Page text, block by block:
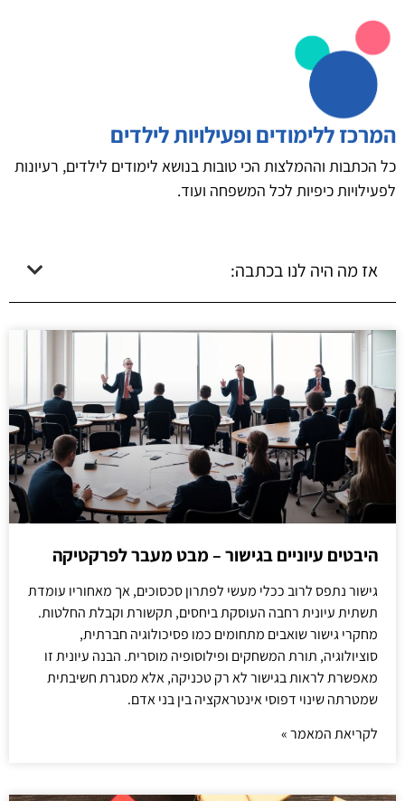
המרכז ללימודים ופעילויות לילדים
כל הכתבות וההמלצות הכי טובות בנושא לימודים לילדים, רעיונות
לפעילויות כיפיות לכל המשפחה ועוד.
אז מה היה לנו בכתבה:
היבטים עיוניים בגישור – מבט מעבר לפרקטיקה
גישור נתפס לרוב ככלי מעשי לפתרון סכסוכים, אך מאחוריו עומדת
תשתית עיונית רחבה העוסקת ביחסים, תקשורת וקבלת החלטות.
מחקרי גישור שואבים מתחומים כמו פסיכולוגיה חברתית,
סוציולוגיה, תורת המשחקים ופילוסופיה מוסרית. הבנה עיונית זו
מאפשרת לראות בגישור לא רק טכניקה, אלא מסגרת חשיבתית
שמטרתה שינוי דפוסי אינטראקציה בין בני אדם.
לקריאת המאמר »